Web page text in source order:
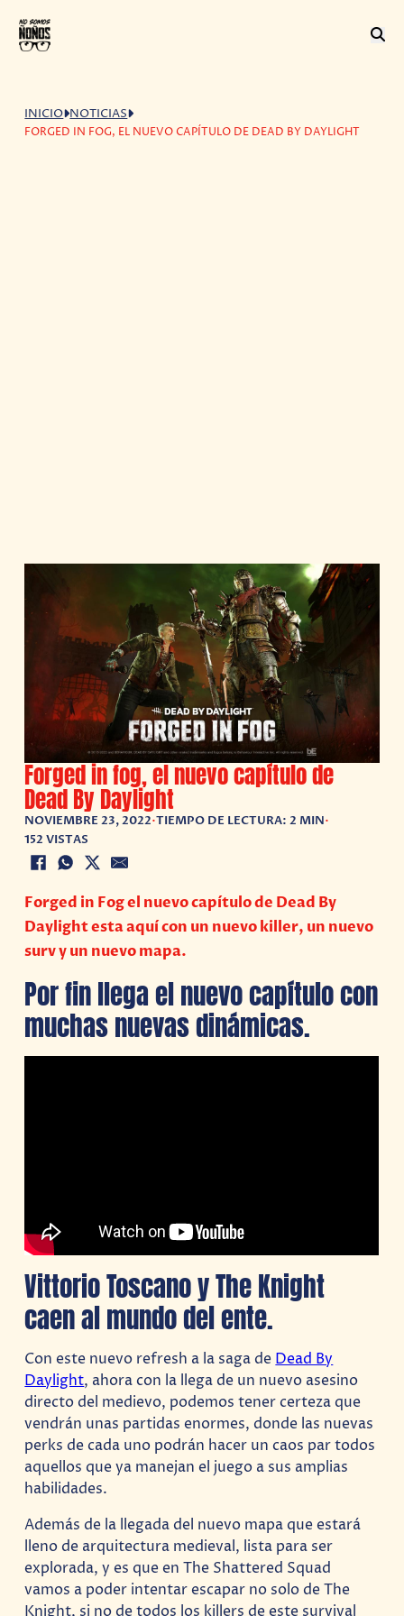
INICIO NOTICIAS
FORGED IN FOG, EL NUEVO CAPÍTULO DE DEAD BY DAYLIGHT
Forged in fog, el nuevo capítulo de
Dead By Daylight
NOVIEMBRE 23, 2022•TIEMPO DE LECTURA: 2 MIN•
152 VISTAS
Forged in Fog el nuevo capítulo de Dead By
Daylight esta aquí con un nuevo killer, un nuevo
surv y un nuevo mapa.
Por fin llega el nuevo capítulo con
muchas nuevas dinámicas.
Vittorio Toscano y The Knight
caen al mundo del ente.
Con este nuevo refresh a la saga de Dead By
Daylight, ahora con la llega de un nuevo asesino
directo del medievo, podemos tener certeza que
vendrán unas partidas enormes, donde las nuevas
perks de cada uno podrán hacer un caos par todos
aquellos que ya manejan el juego a sus amplias
habilidades.
Además de la llegada del nuevo mapa que estará
lleno de arquitectura medieval, lista para ser
explorada, y es que en The Shattered Squad
vamos a poder intentar escapar no solo de The
Knight, si no de todos los killers de este survival